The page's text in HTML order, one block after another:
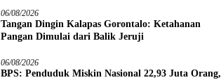
06/08/2026
Tangan Dingin Kalapas Gorontalo: Ketahanan
Pangan Dimulai dari Balik Jeruji
06/08/2026
BPS: Penduduk Miskin Nasional 22,93 Juta Orang,